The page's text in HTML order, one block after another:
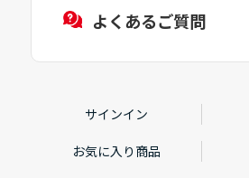
よくあるご質問
サインイン
お気に入り商品